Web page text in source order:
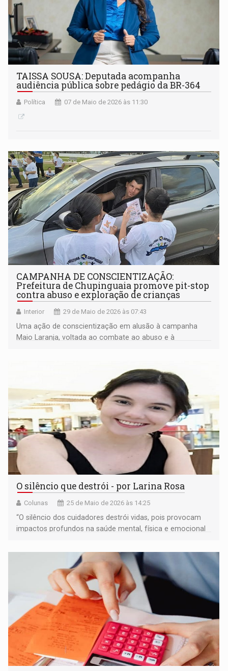
TAISSA SOUSA: Deputada acompanha
audiência pública sobre pedágio da BR-364
Política 07 de Maio de 2026 às 11:30
CAMPANHA DE CONSCIENTIZAÇÃO:
Prefeitura de Chupinguaia promove pit-stop
contra abuso e exploração de crianças
Interior 29 de Maio de 2026 às 07:43
Uma ação de conscientização em alusão à campanha
Maio Laranja, voltada ao combate ao abuso e à
O silêncio que destrói - por Larina Rosa
Colunas 25 de Maio de 2026 às 14:25
“O silêncio dos cuidadores destrói vidas, pois provocam
impactos profundos na saúde mental, física e emocional
cicatrizar”